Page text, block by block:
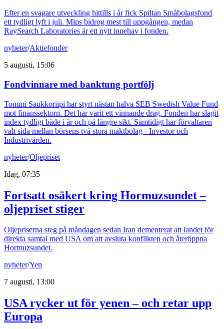
Efter en svagare utveckling hittills i år fick Spiltan Småbolagsfond
ett tydligt lyft i juli. Mips bidrog mest till uppgången, medan
RaySearch Laboratories är ett nytt innehav i fonden.
nyheter/Aktiefonder
5 augusti, 15:06
Fondvinnare med banktung portfölj
Tommi Saukkoriipi har styrt nästan halva SEB Swedish Value Fund
mot finanssektorn. Det har varit ett vinnande drag. Fonden har slagit
index tydligt både i år och på längre sikt. Samtidigt har förvaltaren
valt sida mellan börsens två stora maktbolag - Investor och
Industrivärden.
nyheter/Oljepriset
Idag, 07:35
Fortsatt osäkert kring Hormuzsundet –
oljepriset stiger
Oljepriserna steg på måndagen sedan Iran dementerat att landet för
direkta samtal med USA om att avsluta konflikten och återöppna
Hormuzsundet.
nyheter/Yen
7 augusti, 13:00
USA rycker ut för yenen – och retar upp
Europa